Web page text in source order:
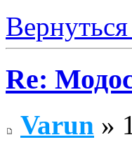
Re:
Varun »